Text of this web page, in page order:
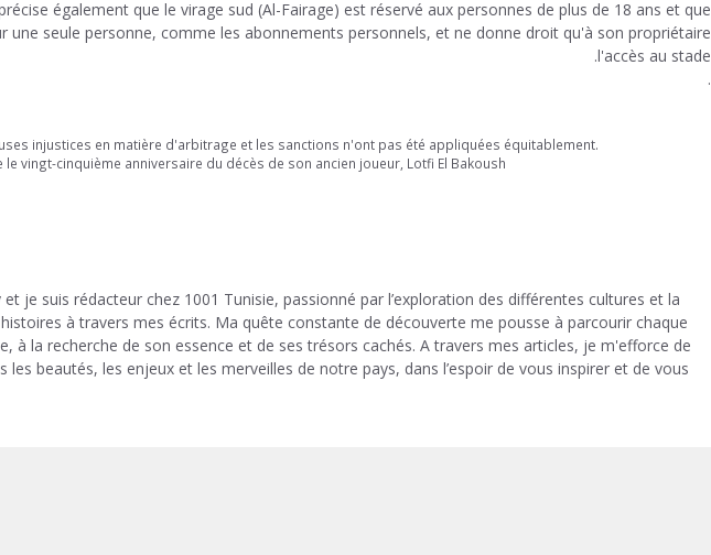
également que le virage sud (Al-Fairage) est réservé aux personnes de plus de 18 ans et que
une seule personne, comme les abonnements personnels, et ne donne droit qu'à son propriétaire
l'accès au stade.
.
injustices en matière d'arbitrage et les sanctions n'ont pas été appliquées équitablement.
le vingt-cinquième anniversaire du décès de son ancien joueur, Lotfi El Bakoush
et je suis rédacteur chez 1001 Tunisie, passionné par l’exploration des différentes cultures et la
à travers mes écrits. Ma quête constante de découverte me pousse à parcourir chaque
à la recherche de son essence et de ses trésors cachés. A travers mes articles, je m'efforce de
les beautés, les enjeux et les merveilles de notre pays, dans l’espoir de vous inspirer et de vous